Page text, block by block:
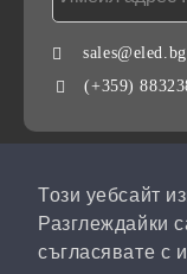
Този уебсайт
Разглеждайки
съгласявате с
sales@eled.bg
(+359)
Нашият онлайн